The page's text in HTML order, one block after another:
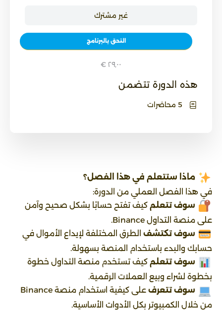
ماذا ستتعلم في هذا الفصل؟
في هذا الفصل العملي من الدورة:
سوف تتعلم كيف تفتح حسابًا بشكل صحيح وآمن
على منصة التداول Binance.
سوف تكتشف الطرق المختلفة لإيداع الأموال في
حسابك والبدء باستخدام المنصة بسهولة.
سوف تتعلم كيف تستخدم منصة التداول خطوة
بخطوة لشراء وبيع العملات الرقمية.
سوف تتعرف
على كيفية استخدام منصة Binance
من خلال الكمبيوتر بكل الأدوات الأساسية.
غير مشترك
التحق بالبرنامج
٢٩٫٠٠ €
هذه الدورة تتضمن
5 محاضرات